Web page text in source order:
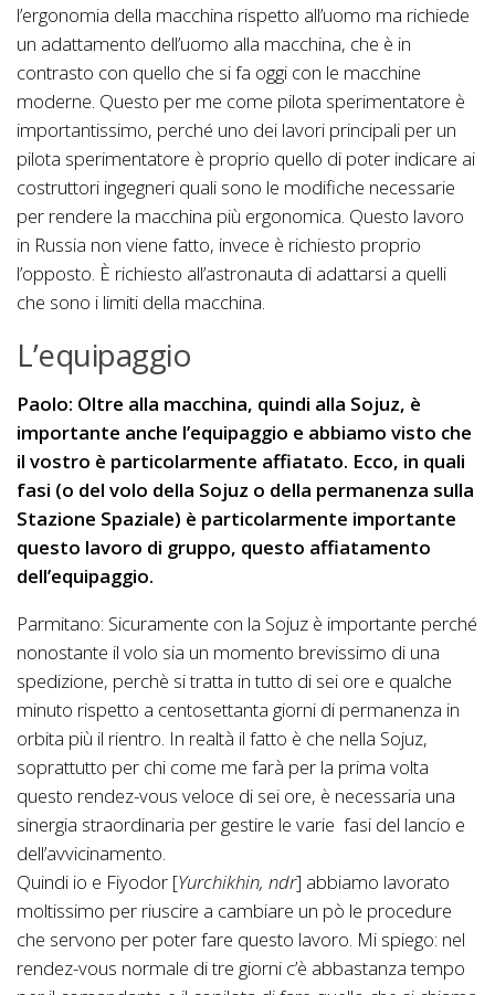
l’ergonomia della macchina rispetto all’uomo ma richiede
un adattamento dell’uomo alla macchina, che è in
contrasto con quello che si fa oggi con le macchine
moderne. Questo per me come pilota sperimentatore è
importantissimo, perché uno dei lavori principali per un
pilota sperimentatore è proprio quello di poter indicare ai
costruttori ingegneri quali sono le modifiche necessarie
per rendere la macchina più ergonomica. Questo lavoro
in Russia non viene fatto, invece è richiesto proprio
l’opposto. È richiesto all’astronauta di adattarsi a quelli
che sono i limiti della macchina.
L’equipaggio
Paolo: Oltre alla macchina, quindi alla Sojuz, è
importante anche l’equipaggio e abbiamo visto che
il vostro è particolarmente affiatato. Ecco, in quali
fasi (o del volo della Sojuz o della permanenza sulla
Stazione Spaziale) è particolarmente importante
questo lavoro di gruppo, questo affiatamento
dell’equipaggio.
Parmitano: Sicuramente con la Sojuz è importante perché
nonostante il volo sia un momento brevissimo di una
spedizione, perchè si tratta in tutto di sei ore e qualche
minuto rispetto a centosettanta giorni di permanenza in
orbita più il rientro. In realtà il fatto è che nella Sojuz,
soprattutto per chi come me farà per la prima volta
questo rendez-vous veloce di sei ore, è necessaria una
sinergia straordinaria per gestire le varie fasi del lancio e
dell’avvicinamento.
Quindi io e Fiyodor [Yurchikhin, ndr] abbiamo lavorato
moltissimo per riuscire a cambiare un pò le procedure
che servono per poter fare questo lavoro. Mi spiego: nel
rendez-vous normale di tre giorni c’è abbastanza tempo